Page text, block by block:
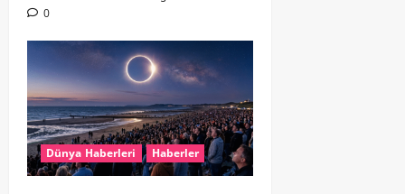
0
Dünya Haberleri Haberler